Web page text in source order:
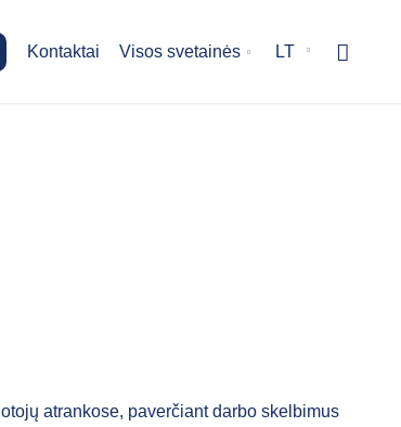
Kontaktai Visos svetainės LT
atrankose, paverčiant darbo skelbimus